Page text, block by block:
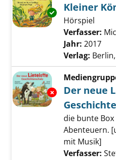
Exemplar-
Kleiner
Hörspiel
Verfasser:
Jahr: 2017
Verlag:
Exemplar-
Der neue
die bunte
Abenteuern.
mit Musik]
Verfasser: